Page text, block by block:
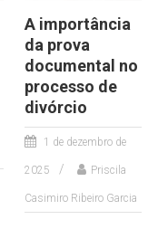
A importância
da prova
documental no
processo de
divórcio
1 de dezembro de
2025 Priscila
Casimiro Ribeiro Garcia